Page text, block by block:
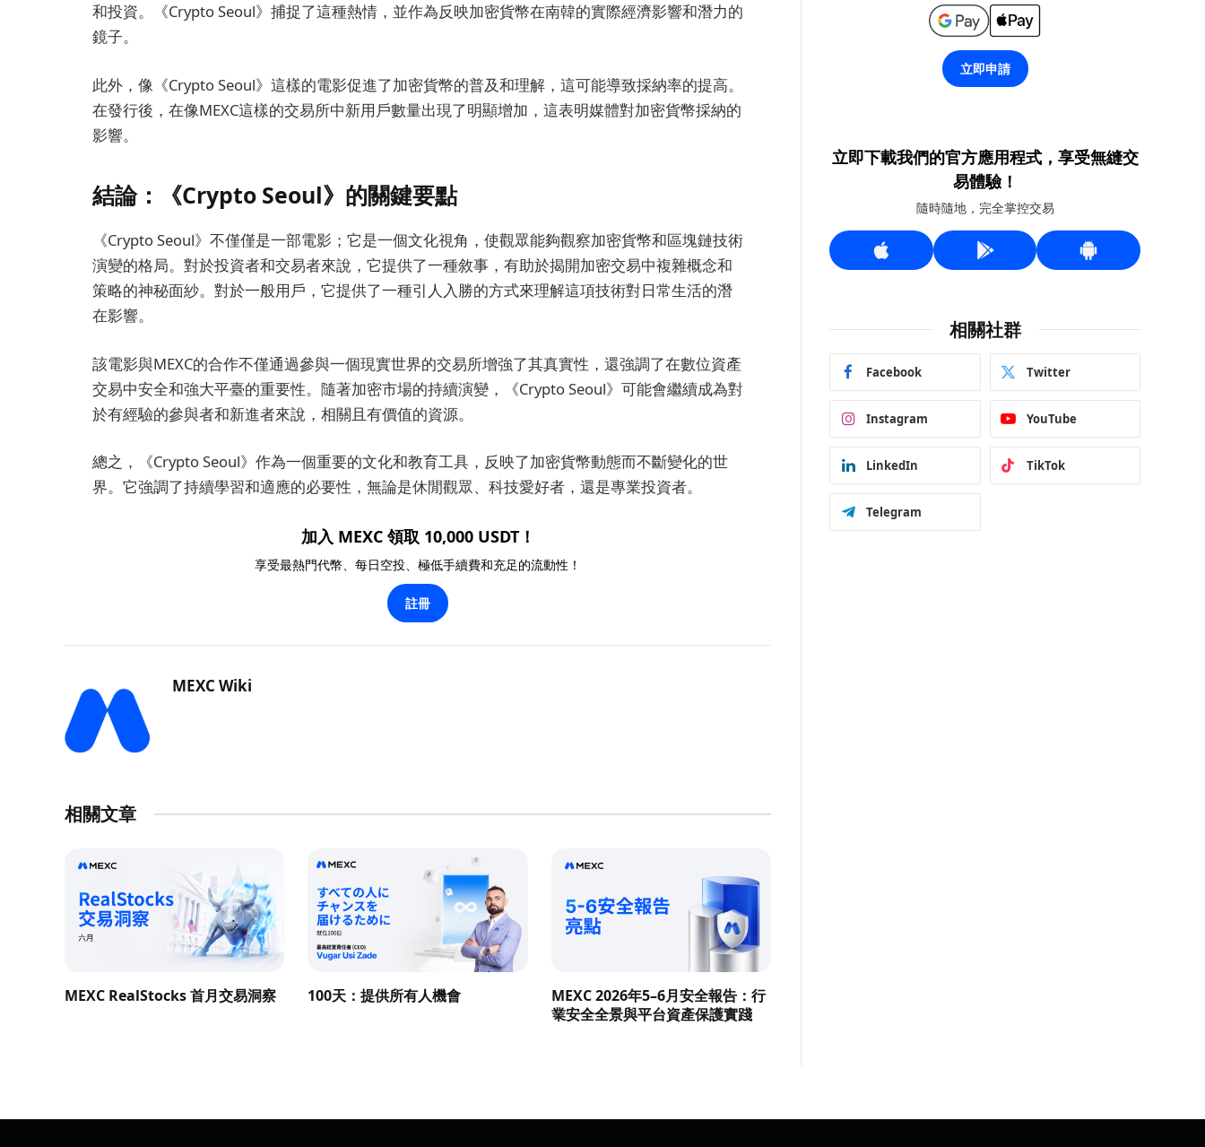
和投資。《Crypto Seoul》捕捉了這種熱情，並作為反映加密貨幣在南韓的實際經濟影響和潛力的
鏡子。
此外，像《Crypto Seoul》這樣的電影促進了加密貨幣的普及和理解，這可能導致採納率的提高。
在發行後，在像MEXC這樣的交易所中新用戶數量出現了明顯增加，這表明媒體對加密貨幣採納的
影響。
結論：《Crypto Seoul》的關鍵要點
《Crypto Seoul》不僅僅是一部電影；它是一個文化視角，使觀眾能夠觀察加密貨幣和區塊鏈技術
演變的格局。對於投資者和交易者來說，它提供了一種敘事，有助於揭開加密交易中複雜概念和
策略的神秘面紗。對於一般用戶，它提供了一種引人入勝的方式來理解這項技術對日常生活的潛
在影響。
該電影與MEXC的合作不僅通過參與一個現實世界的交易所增強了其真實性，還強調了在數位資產
交易中安全和強大平臺的重要性。隨著加密市場的持續演變，《Crypto Seoul》可能會繼續成為對
於有經驗的參與者和新進者來說，相關且有價值的資源。
總之，《Crypto Seoul》作為一個重要的文化和教育工具，反映了加密貨幣動態而不斷變化的世
界。它強調了持續學習和適應的必要性，無論是休閒觀眾、科技愛好者，還是專業投資者。
加入 MEXC 領取 10,000 USDT！
享受最熱門代幣、每日空投、極低手續費和充足的流動性！
註冊
MEXC Wiki
相關文章
MEXC RealStocks 首月交易洞察 100天：提供所有人機會
MEXC 2026年5–6月安全報告：行
業安全全景與平台資產保護實踐
立即申請
立即下載我們的官方應用程式，享受無縫交
易體驗！
隨時隨地，完全掌控交易
相關社群
Facebook Twitter
Instagram YouTube
LinkedIn TikTok
Telegram